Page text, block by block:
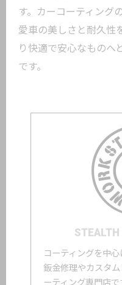
す。カーコーティング
愛車の美しさと耐久性
り快適で安心なものへ
です。
コーティングを中心
鈑金修理やカスタ
ーティング専門店